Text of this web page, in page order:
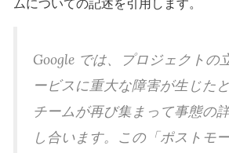
ムについての記述を引用します。
Google では、プロジェクトの
ービスに重大な障害が生じた
チームが再び集まって事態の
し合います。この「ポストモ